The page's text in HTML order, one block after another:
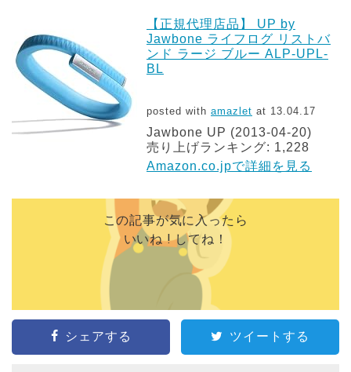
【正規代理店品】 UP by
Jawbone ライフログ リストバ
ンド ラージ ブルー ALP-UPL-
BL
posted with amazlet at 13.04.17
Jawbone UP (2013-04-20)
売り上げランキング: 1,228
Amazon.co.jpで詳細を見る
この記事が気に入ったら
いいね ! してね！
シェアする ツイートする